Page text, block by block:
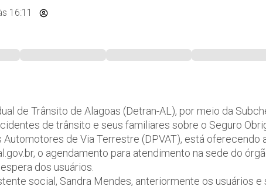
16:11
de Trânsito de Alagoas (Detran-AL), por meio da
de trânsito e seus familiares sobre o Seguro
de Via Terrestre (DPVAT), está oferecendo
o agendamento para atendimento na sede do
dos usuários.
social, Sandra Mendes, anteriormente os usuários